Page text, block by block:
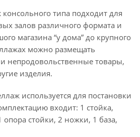
типа подходит для
залов различного формата и
магазина “у дома” до крупного
можно размещать
непродовольственные товары,
изделия.
используется для постановки
входит: 1 стойка,
опора стойки, 2 ножки, 1 база,